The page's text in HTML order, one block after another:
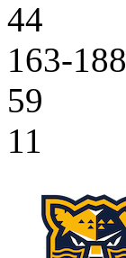
44
163-188
59
11